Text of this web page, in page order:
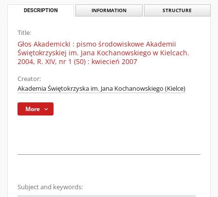
DESCRIPTION INFORMATION STRUCTURE
Title:
Głos Akademicki : pismo środowiskowe Akademii
Świętokrzyskiej im. Jana Kochanowskiego w Kielcach.
2004, R. XIV, nr 1 (50) : kwiecień 2007
Creator:
Akademia Świętokrzyska im. Jana Kochanowskiego (Kielce)
More
Subject and keywords: